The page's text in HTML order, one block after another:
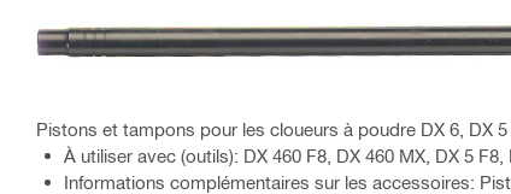
Pistons et tampons pour les cloueurs à poudre DX 6, DX 5
À utiliser avec (outils): DX 460 F8, DX 460 MX, DX 5 F8,
Informations complémentaires sur les accessoires: